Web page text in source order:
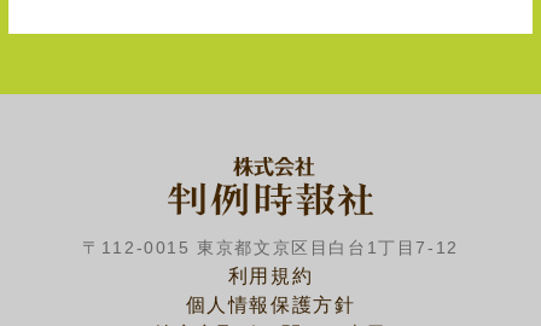
〒112-0015 東京都文京区目白台1丁目7-12
利用規約
個人情報保護方針